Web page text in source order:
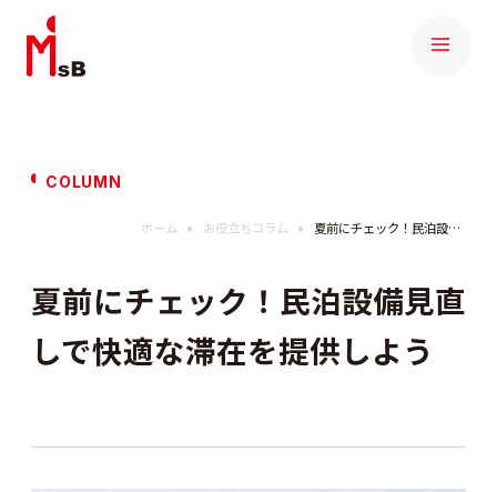
COLUMN
ホーム お役立ちコラム 夏前にチェック！民泊設備見直しで快適な滞在を提供しよう
夏前にチェック！民泊設備見直
しで快適な滞在を提供しよう